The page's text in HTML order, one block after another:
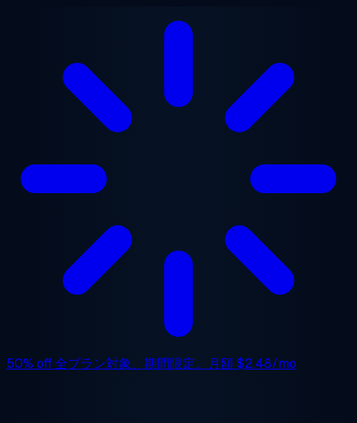
50% off全プラン対象、期間限定。月額$2.48/mo